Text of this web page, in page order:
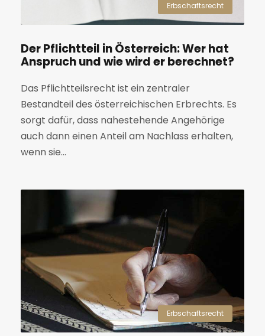
Erbschaftsrecht
Der Pflichtteil in Österreich: Wer hat
Anspruch und wie wird er berechnet?
Das Pflichtteilsrecht ist ein zentraler
Bestandteil des österreichischen Erbrechts. Es
sorgt dafür, dass nahestehende Angehörige
auch dann einen Anteil am Nachlass erhalten,
wenn sie...
Erbschaftsrecht